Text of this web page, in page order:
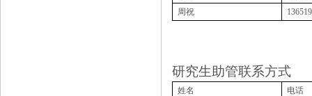
周祝
研究生助管联系方式
姓名
电话